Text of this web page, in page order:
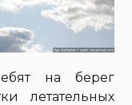
на берег
летательных